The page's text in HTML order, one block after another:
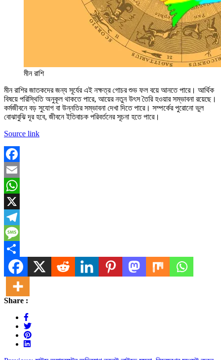
মীন রাশি
মীন রাশির জাতকদের জন্য সূর্যের এই নক্ষত্র গোচর শুভ ফল বয়ে আনতে পারে। আর্থিক
বিষয়ে পরিস্থিতি অনুকূল থাকতে পারে, আয়ের নতুন উৎস তৈরি হওয়ার সম্ভাবনা রয়েছে।
কর্মজীবনে বড় সুযোগ বা উন্নতির সম্ভাবনা দেখা দিতে পারে। সম্পর্কের পুরোনো ভুল
বোঝাবুঝি দূর হবে, জীবনে ইতিবাচক পরিবর্তনের সূচনা হতে পারে।
Source link
Facebook
Email
WhatsApp
X
Telegram
Message
Share
Share :